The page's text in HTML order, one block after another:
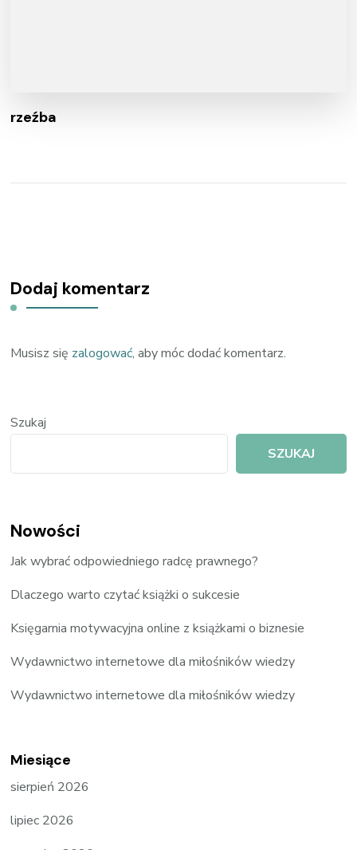
rzeźba
Dodaj komentarz
Musisz się zalogować, aby móc dodać komentarz.
Szukaj
SZUKAJ
Nowości
Jak wybrać odpowiedniego radcę prawnego?
Dlaczego warto czytać książki o sukcesie
Księgarnia motywacyjna online z książkami o biznesie
Wydawnictwo internetowe dla miłośników wiedzy
Wydawnictwo internetowe dla miłośników wiedzy
Miesiące
sierpień 2026
lipiec 2026